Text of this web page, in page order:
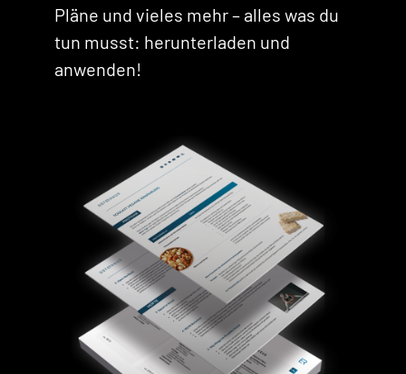
Pläne und vieles mehr – alles was du
tun musst: herunterladen und
anwenden!